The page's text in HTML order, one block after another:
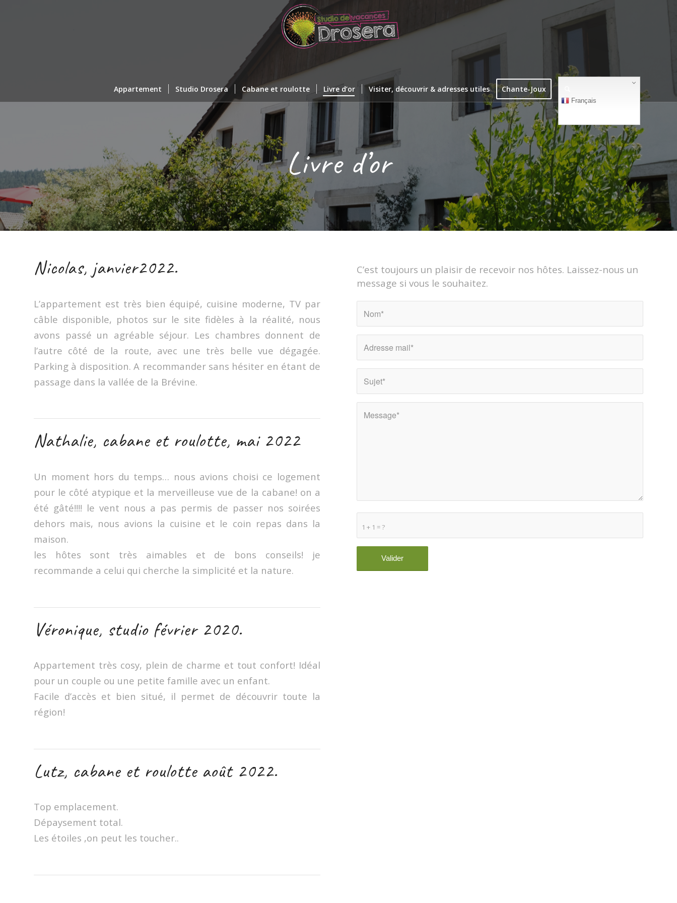
Appartement Studio Drosera Cabane et roulotte Livre d’or Visiter, découvrir & adresses utiles Chante-Joux
Français
Livre d’or
Nicolas, janvier2022.
L’appartement est très bien équipé, cuisine moderne, TV par
câble disponible, photos sur le site fidèles à la réalité, nous
avons passé un agréable séjour. Les chambres donnent de
l’autre côté de la route, avec une très belle vue dégagée.
Parking à disposition. A recommander sans hésiter en étant de
passage dans la vallée de la Brévine.
Nathalie, cabane et roulotte, mai 2022
Un moment hors du temps… nous avions choisi ce logement
pour le côté atypique et la merveilleuse vue de la cabane! on a
été gâté!!!! le vent nous a pas permis de passer nos soirées
dehors mais, nous avions la cuisine et le coin repas dans la
maison.
les hôtes sont très aimables et de bons conseils! je
recommande a celui qui cherche la simplicité et la nature.
Véronique, studio février 2020.
Appartement très cosy, plein de charme et tout confort! Idéal
pour un couple ou une petite famille avec un enfant.
Facile d’accès et bien situé, il permet de découvrir toute la
région!
Lutz, cabane et roulotte août 2022.
Top emplacement.
Dépaysement total.
Les étoiles ,on peut les toucher..
C’est toujours un plaisir de recevoir nos hôtes. Laissez-nous un
message si vous le souhaitez.
1 + 1 = ?